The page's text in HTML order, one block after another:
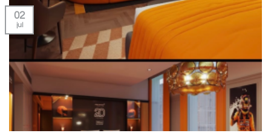
02
jul